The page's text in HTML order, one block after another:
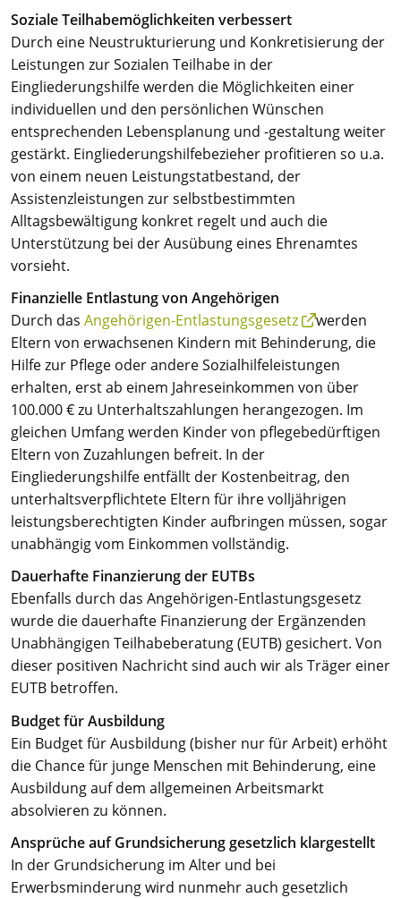
Soziale Teilhabemöglichkeiten verbessert
Durch eine Neustrukturierung und Konkretisierung der
Leistungen zur Sozialen Teilhabe in der
Eingliederungshilfe werden die Möglichkeiten einer
individuellen und den persönlichen Wünschen
entsprechenden Lebensplanung und -gestaltung weiter
gestärkt. Eingliederungshilfebezieher profitieren so u.a.
von einem neuen Leistungstatbestand, der
Assistenzleistungen zur selbstbestimmten
Alltagsbewältigung konkret regelt und auch die
Unterstützung bei der Ausübung eines Ehrenamtes
vorsieht.
Finanzielle Entlastung von Angehörigen
Durch das Angehörigen-Entlastungsgesetz
werden
Eltern von erwachsenen Kindern mit Behinderung, die
Hilfe zur Pflege oder andere Sozialhilfeleistungen
erhalten, erst ab einem Jahreseinkommen von über
100.000 € zu Unterhaltszahlungen herangezogen. Im
gleichen Umfang werden Kinder von pflegebedürftigen
Eltern von Zuzahlungen befreit. In der
Eingliederungshilfe entfällt der Kostenbeitrag, den
unterhaltsverpflichtete Eltern für ihre volljährigen
leistungsberechtigten Kinder aufbringen müssen, sogar
unabhängig vom Einkommen vollständig.
Dauerhafte Finanzierung der EUTBs
Ebenfalls durch das Angehörigen-Entlastungsgesetz
wurde die dauerhafte Finanzierung der Ergänzenden
Unabhängigen Teilhabeberatung (EUTB) gesichert. Von
dieser positiven Nachricht sind auch wir als Träger einer
EUTB betroffen.
Budget für Ausbildung
Ein Budget für Ausbildung (bisher nur für Arbeit) erhöht
die Chance für junge Menschen mit Behinderung, eine
Ausbildung auf dem allgemeinen Arbeitsmarkt
absolvieren zu können.
Ansprüche auf Grundsicherung gesetzlich klargestellt
In der Grundsicherung im Alter und bei
Erwerbsminderung wird nunmehr auch gesetzlich